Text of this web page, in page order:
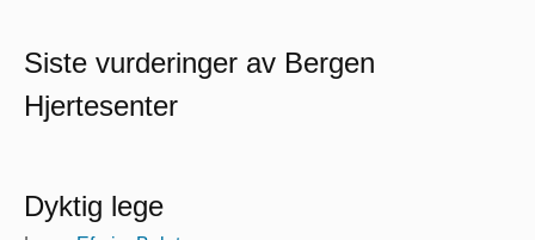
Siste vurderinger av Bergen
Hjertesenter
Dyktig lege